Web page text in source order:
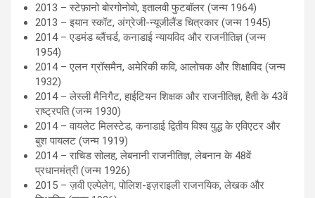
2013 – स्टेफ़ानो बोरगोनोवो, इतालवी फुटबॉलर (जन्म 1964)
2013 – इयान स्कॉट, अंग्रेजी-न्यूजीलैंड चित्रकार (जन्म 1945)
2014 – एडमंड ब्लैंचर्ड, कनाडाई न्यायविद और राजनीतिज्ञ (जन्म
1954)
2014 – एलन ग्रॉसमैन, अमेरिकी कवि, आलोचक और शिक्षाविद (जन्म
1932)
2014 – लेस्ली मैनिगैट, हाईटियन शिक्षक और राजनीतिज्ञ, हैती के 43वें
राष्ट्रपति (जन्म 1930)
2014 – वायलेट मिलस्टेड, कनाडाई द्वितीय विश्व युद्ध के एविएटर और
बुश पायलट (जन्म 1919)
2014 – राचिड सोलह, लेबनानी राजनीतिज्ञ, लेबनान के 48वें
प्रधानमंत्री (जन्म 1926)
2015 – ज़वी एल्पेलेग, पोलिश-इज़राइली राजनयिक, लेखक और